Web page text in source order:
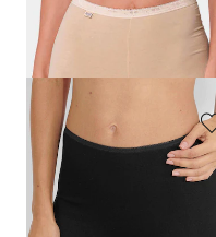
6 Artikel
SLOGGI
Langbeinschlüpfer mit Spitze
24,95 CHF